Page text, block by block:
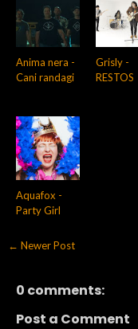
Anima nera -
Cani randagi
Grisly -
RESTOS
Aquafox -
Party Girl
← Newer Post
0 comments:
Post a Comment